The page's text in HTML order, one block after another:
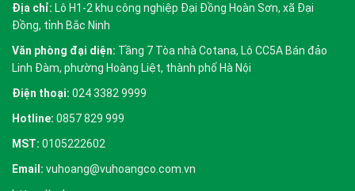
Địa chỉ: Lô H1-2 khu công nghiệp Đại Đồng Hoàn Sơn, xã Đại
Đồng, tỉnh Bắc Ninh
Văn phòng đại diện: Tầng 7 Tòa nhà Cotana, Lô CC5A Bán đảo
Linh Đàm, phường Hoàng Liệt, thành phố Hà Nội
Điện thoại: 024 3382 9999
Hotline: 0857 829 999
MST: 0105222602
Email: vuhoang@vuhoangco.com.vn